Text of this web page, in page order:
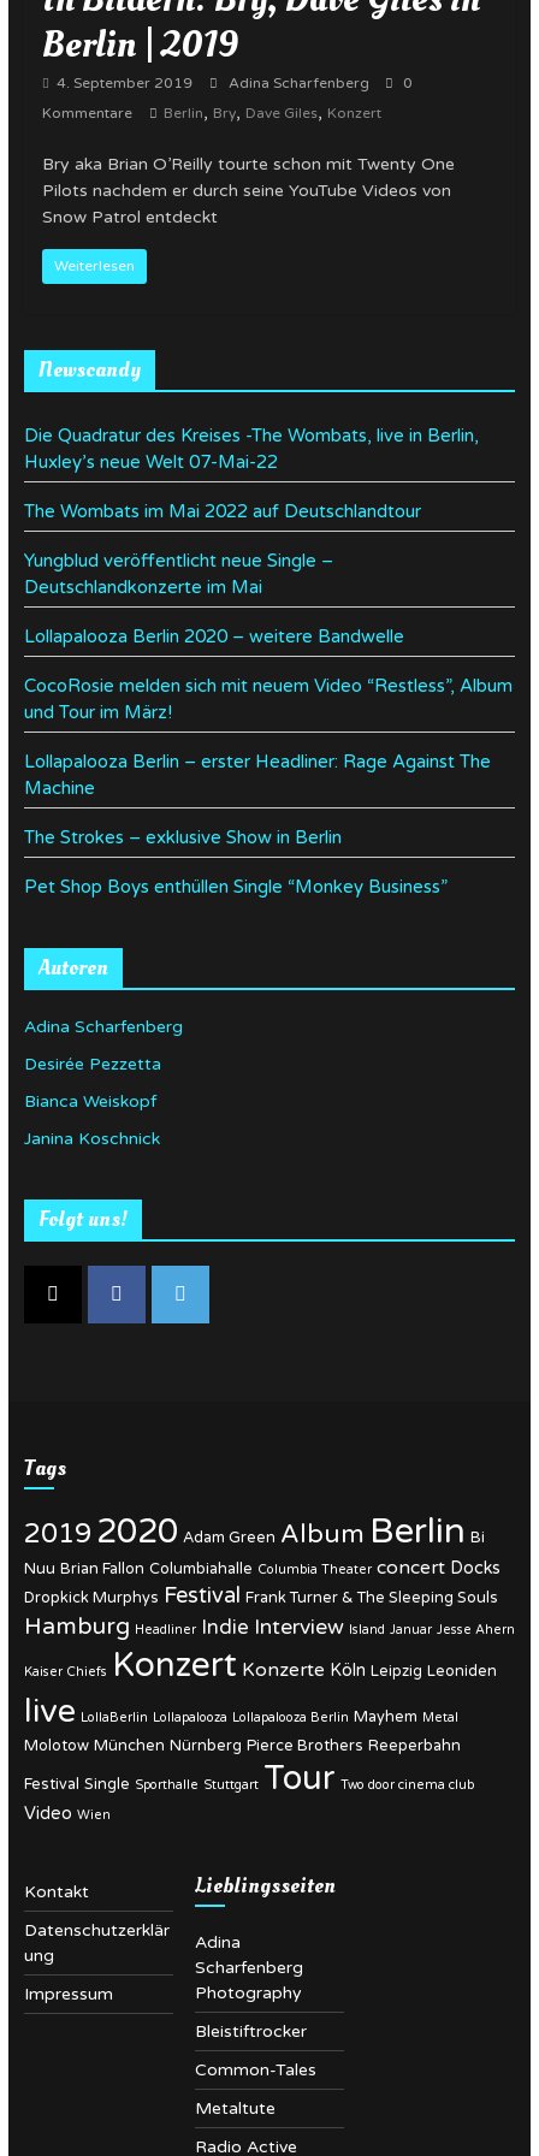
Berlin | 2019
4. September 2019 Adina Scharfenberg
0
Kommentare
Berlin, Bry, Dave Giles, Konzert
Bry aka Brian O’Reilly tourte schon mit Twenty One
Pilots nachdem er durch seine YouTube Videos von
Snow Patrol entdeckt
Weiterlesen
Newscandy
Die Quadratur des Kreises -The Wombats, live in Berlin,
Huxley’s neue Welt 07-Mai-22
The Wombats im Mai 2022 auf Deutschlandtour
Yungblud veröffentlicht neue Single –
Deutschlandkonzerte im Mai
Lollapalooza Berlin 2020 – weitere Bandwelle
CocoRosie melden sich mit neuem Video “Restless”, Album
und Tour im März!
Lollapalooza Berlin – erster Headliner: Rage Against The
Machine
The Strokes – exklusive Show in Berlin
Pet Shop Boys enthüllen Single “Monkey Business”
Autoren
Adina Scharfenberg
Desirée Pezzetta
Bianca Weiskopf
Janina Koschnick
Folgt uns!
Tags
2019 2020 Adam Green Album Berlin Bi
Nuu Brian Fallon Columbiahalle Columbia Theater concert Docks
Dropkick Murphys Festival Frank Turner & The Sleeping Souls
Hamburg Headliner Indie Interview Island Januar Jesse Ahern
Kaiser Chiefs Konzert Konzerte Köln Leipzig Leoniden
live LollaBerlin Lollapalooza Lollapalooza Berlin Mayhem Metal
Molotow München Nürnberg Pierce Brothers Reeperbahn
Festival Single Sporthalle Stuttgart Tour Two door cinema club
Video Wien
Kontakt
Datenschutzerklär
ung
Impressum
Lieblingsseiten
Adina
Scharfenberg
Photography
Bleistiftrocker
Common-Tales
Metaltute
Radio Active